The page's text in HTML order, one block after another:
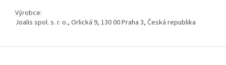
Výrobce:
Joalis spol. s. r. o., Orlická 9, 130 00 Praha 3, Česká republika